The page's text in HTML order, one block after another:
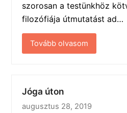
szorosan a testünkhöz
filozófiája útmutatást ad…
Tovább olvasom
Jóga úton
augusztus 28, 2019